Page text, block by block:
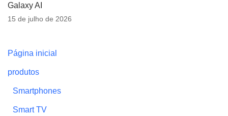
Galaxy AI
15 de julho de 2026
Página inicial
produtos
Smartphones
Smart TV